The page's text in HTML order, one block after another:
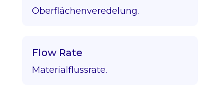
Oberflächenveredelung.
Flow Rate
Materialflussrate.